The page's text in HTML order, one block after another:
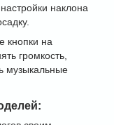
наклона
кнопки на
громкость,
музыкальные